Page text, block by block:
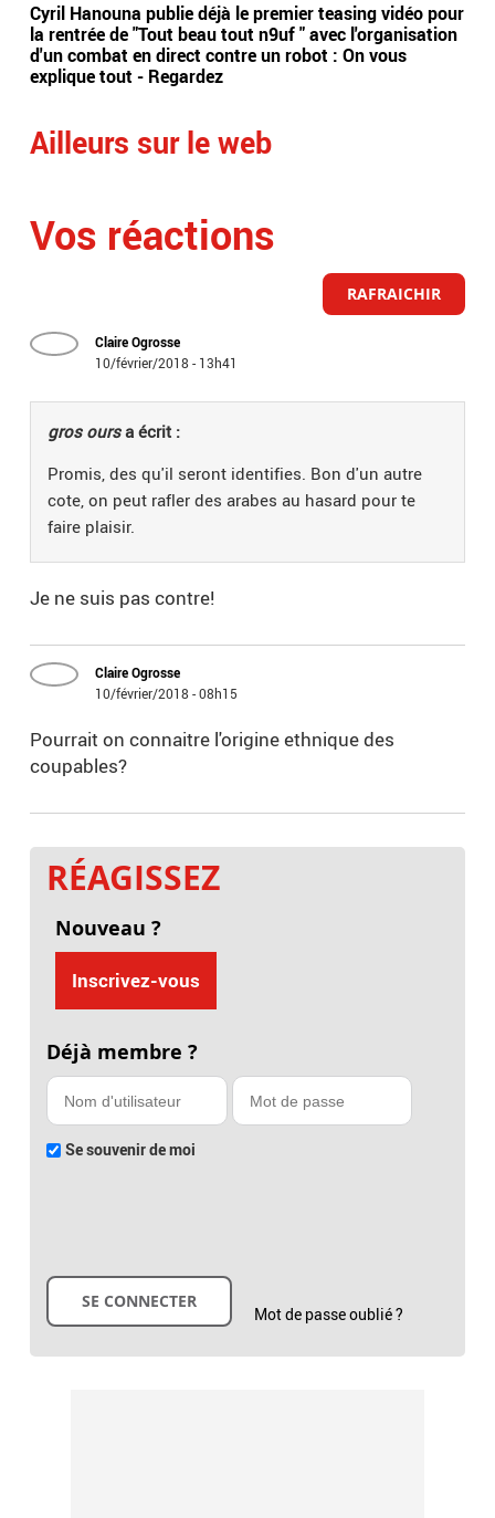
Cyril Hanouna publie déjà le premier teasing vidéo pour
la rentrée de "Tout beau tout n9uf " avec l'organisation
d'un combat en direct contre un robot : On vous
explique tout - Regardez
Ailleurs sur le web
Vos réactions
RAFRAICHIR
Claire Ogrosse
10/février/2018 - 13h41
gros oursa écrit :
Promis, des qu'il seront identifies. Bon d'un autre
cote, on peut rafler des arabes au hasard pour te
faire plaisir.
Je ne suis pas contre!
Claire Ogrosse
10/février/2018 - 08h15
Pourrait on connaitre l'origine ethnique des
coupables?
RÉAGISSEZ
Nouveau ?
Inscrivez-vous
Déjà membre ?
Se souvenir de moi
Mot de passe oublié ?